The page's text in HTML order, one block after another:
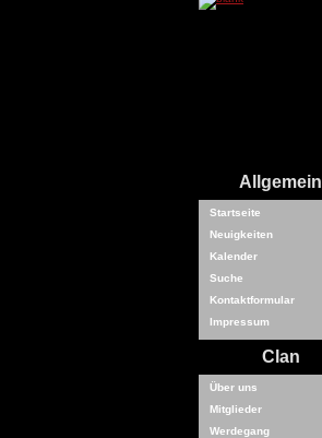
Allgemein
Startseite
Neuigkeiten
Kalender
Suche
Kontaktformular
Impressum
Clan
Über uns
Mitglieder
Werdegang